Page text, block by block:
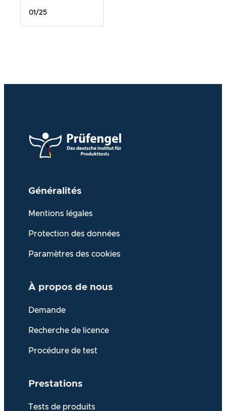
01/25
Généralités
Mentions légales
Protection des données
Paramètres des cookies
À propos de nous
Demande
Recherche de licence
Procédure de test
Prestations
Tests de produits